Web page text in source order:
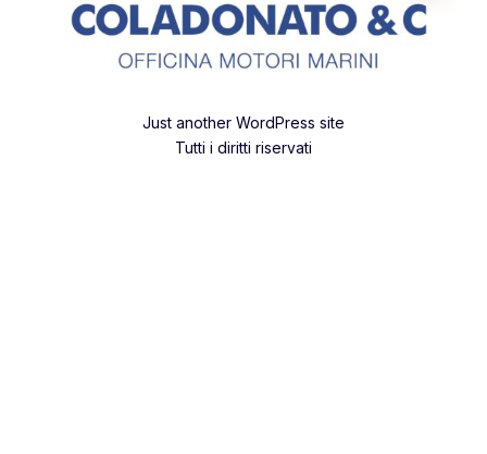
Just another WordPress site
Tutti i diritti riservati